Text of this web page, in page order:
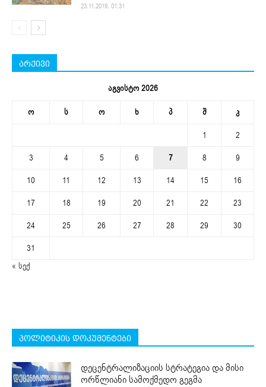
23.11.2019. 01:31
არქივი
აგვისტო 2026
ო ს ო ხ პ შ კ
1
2
3
4 5 6 7 8
9
10
11 12 13 14 15
16
17
18 19 20 21 22
23
24
25 26 27 28 29
30
31
« სექ
პოლიტიკის დოკუმენტები
დეცენტრალიზაციის სტრატეგია და მისი
ორწლიანი სამოქმედო გეგმა